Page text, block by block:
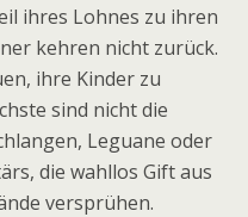
ihres Lohnes zu ihren
kehren nicht zurück.
ihre Kinder zu
sind nicht die
Leguane oder
die wahllos Gift aus
versprühen.